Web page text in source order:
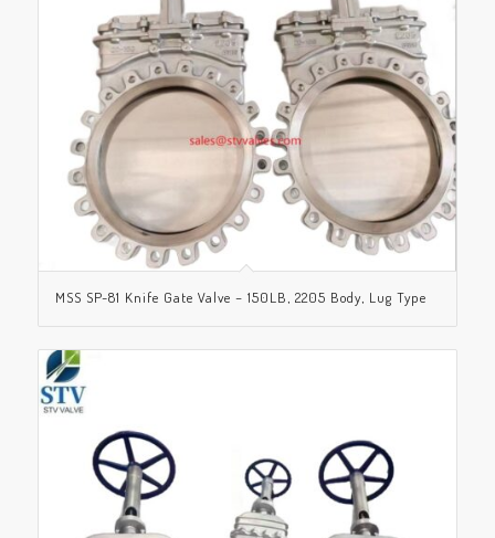
MSS SP-81 Knife Gate Valve – 150LB, 2205 Body, Lug Type